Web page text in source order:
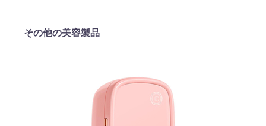
その他の美容製品